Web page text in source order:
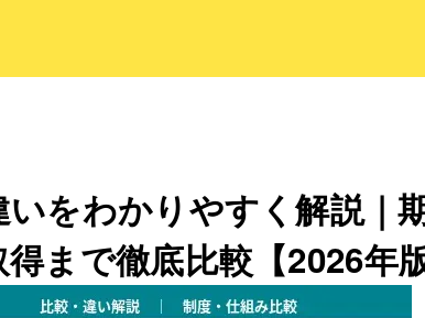
をわかりやすく解説｜
まで徹底比較【2026年版